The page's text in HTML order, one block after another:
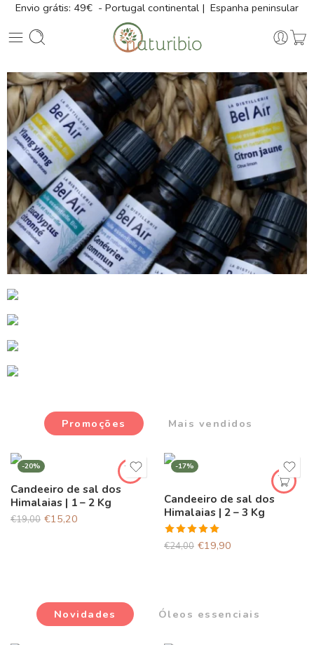
Envio grátis: 49€ - Portugal continental | Espanha peninsular
Promoções Mais vendidos
-20%
Candeeiro de sal dos
Himalaias | 1 – 2 Kg
€19,00 €15,20
-17%
Candeeiro de sal dos
Himalaias | 2 – 3 Kg
Avaliação
5.00de 5
€24,00 €19,90
Novidades Óleos essenciais